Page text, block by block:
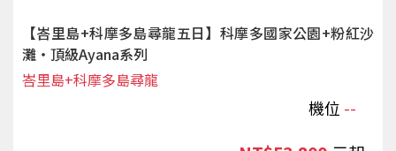
【峇里島+科摩多島尋龍五日】科摩多國家公園+粉紅沙
灘‧頂級Ayana系列
機位 --
峇里島+科摩多島尋龍